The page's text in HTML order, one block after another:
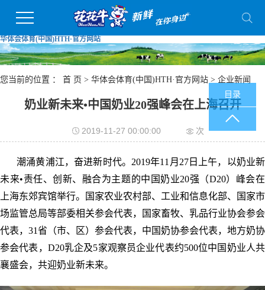
华体会体育(中国)HTH·官方网站
您当前的位置 ： 首 页 > 华体会体育(中国)HTH·官方网站 > 企业新闻
奶业新未来•中国奶业20强峰会在上海召开
2019-11-27 00:00:00 次
潮涌黄浦江，奋进新时代。2019年11月27日上午，以奶业新
未来•责任、创新、融合为主题的中国奶业20强（D20）峰会在
上海东郊宾馆举行。国家农业农村部、工业和信息化部、国家市
场监管总局等部委相关参会代表，国家畜牧、乳品行业协会参会
代表，31省（市、区）参会代表，中国奶协参会代表，地方奶协
参会代表，D20乳企及5家观察员企业代表约500位中国奶业人共
襄盛会，共迎奶业新未来。
目录